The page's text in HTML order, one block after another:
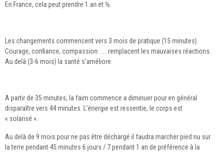
En France, cela peut prendre 1 an et ½.
Les changements commencent vers 3 mois de pratique (15 minutes).
Courage, confiance, compassion . . . remplacent les mauvaises réactions.
Au delà (3-6 mois) la santé s’améliore.
A partir de 35 minutes, la faim commence a diminuer pour en général
disparaître vers 44 minutes. L’énergie est ressentie, le corps est
« solarisé ».
Au delà de 9 mois pour ne pas être déchargé il faudra marcher pied nu sur
la terre pendant 45 minutes 6 jours / 7 pendant 1 an de préférence à la